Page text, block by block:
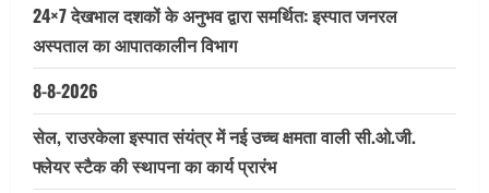
24×7 देखभाल दशकों के अनुभव द्वारा समर्थित: इस्पात जनरल
अस्पताल का आपातकालीन विभाग
8-8-2026
सेल, राउरकेला इस्पात संयंत्र में नई उच्च क्षमता वाली सी.ओ.जी.
फ्लेयर स्टैक की स्थापना का कार्य प्रारंभ